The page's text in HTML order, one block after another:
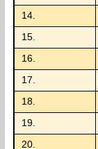
14.
15.
16.
17.
18.
19.
20.